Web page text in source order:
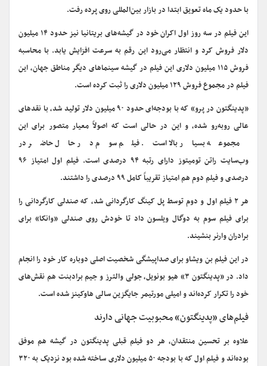
با حدود یک ماه تعویق ابتدا در بازار بین‌المللی روی پرده رفت.
این فیلم در سه روز اول اکران خود در گیشه‌های بریتانیا نیز حدود ۱۴ میلیون
دلار فروش کرد و انتظار می‌رود این رقم به سرعت افزایش یابد. با محاسبه
فروش ۱۱۵ میلیون دلاری این فیلم در گیشه سینماهای دیگر مناطق جهان، این
فیلم در مجموع فروش ۱۲۹ میلیون دلاری را ثبت کرده است.
«پدینگتون در پرو» که با بودجه‌ای حدود ۹۰ میلیون دلار تولید شد، با نقدهای
عالی روبه‌رو شده، و این در حالی است که اصولاً معیار متصور برای این
مجموعه بسیار بالا است. فیلم سوم در حال حاضر در
وب‌سایت راتن تومیتوز دارای رتبه ۹۴ درصدی است. فیلم اول امتیاز ۹۶
درصدی و فیلم دوم هم امتیاز تقریباً کامل ۹۹ درصدی را داشتند.
هر ۲ فیلم اول و دوم توسط پل کینگ کارگردانی شد، که صندلی کارگردانی را
برای فیلم سوم به دوگال ویلسون داد تا خودش روی صندلی «وانکا» برای
برادران وارنر بنشیند.
در این فیلم بن ویشاو برای صداپیشگی شخصیت اصلی دوباره کار خود را انجام
داد. در «پدینگتون ۳» هیو بونویل، جولی والترز و جیم برادبنت هم نقش‌های
خود را تکرار کرده‌اند و امیلی مورتیمر جایگزین سالی هاوکینز شده است.
فیلم‌های «پدینگتون» محبوبیت جهانی دارند
علاوه بر تحسین منتقدان، هر دو فیلم قبلی پدینگتون در گیشه هم موفق
بوده‌اند و فیلم اول که با بودجه ۵۰ میلیون دلاری ساخته شده بود نزدیک به ۳۲۰